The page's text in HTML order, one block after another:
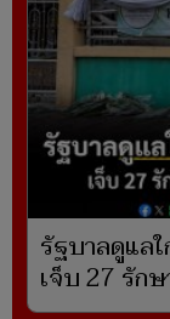
รัฐบาลดูแล
เจ็บ 27 รัก